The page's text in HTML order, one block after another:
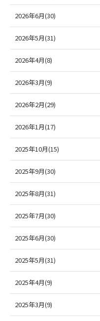
2026年6月(30)
2026年5月(31)
2026年4月(8)
2026年3月(9)
2026年2月(29)
2026年1月(17)
2025年10月(15)
2025年9月(30)
2025年8月(31)
2025年7月(30)
2025年6月(30)
2025年5月(31)
2025年4月(9)
2025年3月(9)